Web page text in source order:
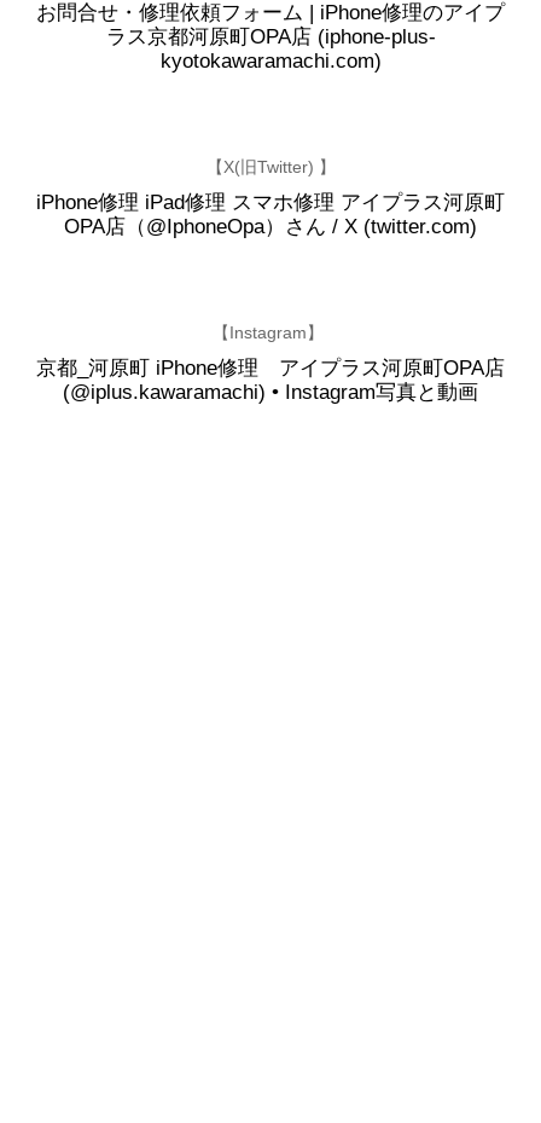
お問合せ・修理依頼フォーム | iPhone修理のアイプ
ラス京都河原町OPA店 (iphone-plus-
kyotokawaramachi.com)
【X(旧Twitter) 】
iPhone修理 iPad修理 スマホ修理 アイプラス河原町
OPA店（@IphoneOpa）さん / X (twitter.com)
【Instagram】
京都_河原町 iPhone修理 アイプラス河原町OPA店
(@iplus.kawaramachi) • Instagram写真と動画